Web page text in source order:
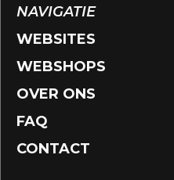
NAVIGATIE
WEBSITES
WEBSHOPS
OVER ONS
FAQ
CONTACT